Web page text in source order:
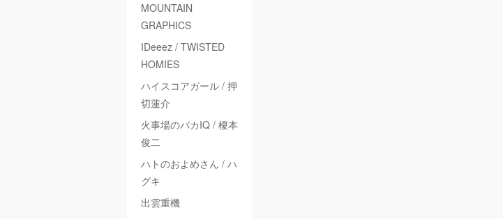
MOUNTAIN
GRAPHICS
IDeeez / TWISTED
HOMIES
ハイスコアガール / 押
切蓮介
火事場のバカIQ / 榎本
俊二
ハトのおよめさん / ハ
グキ
出雲重機